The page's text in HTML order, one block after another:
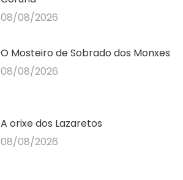
08/08/2026
O Mosteiro de Sobrado dos Monxes
08/08/2026
A orixe dos Lazaretos
08/08/2026